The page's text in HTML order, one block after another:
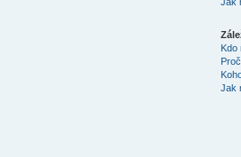
Kdo
Jak